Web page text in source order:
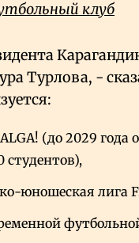
клуб
Турлова, -
(до 2029 года
студентов),
юношеская лига